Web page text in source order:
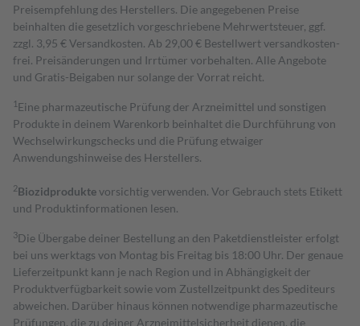
Preisempfehlung des Herstellers. Die angegebenen Preise
beinhalten die gesetzlich vorgeschriebene Mehrwertsteuer, ggf.
zzgl. 3,95 € Versandkosten. Ab 29,00 € Bestell­wert versand­kosten­
frei. Preisänderungen und Irrtümer vorbehalten. Alle Angebote
und Gratis-Beigaben nur solange der Vorrat reicht.
1 Eine pharmazeutische Prüfung der Arzneimittel und sonstigen
Produkte in deinem Warenkorb beinhaltet die Durchführung von
Wechselwirkungschecks und die Prüfung etwaiger
Anwendungshinweise des Herstellers.
2Biozidproduktevorsichtig verwenden. Vor Gebrauch stets Etikett
und Produktinformationen lesen.
3Die Übergabe deiner Bestellung an den Paketdienstleister erfolgt
bei uns werktags von Montag bis Freitag bis 18:00 Uhr. Der genaue
Lieferzeitpunkt kann je nach Region und in Abhängigkeit der
Produktverfügbarkeit sowie vom Zustellzeitpunkt des Spediteurs
abweichen. Darüber hinaus können notwendige pharmazeutische
Prüfungen, die zu deiner Arzneimittelsicherheit dienen, die